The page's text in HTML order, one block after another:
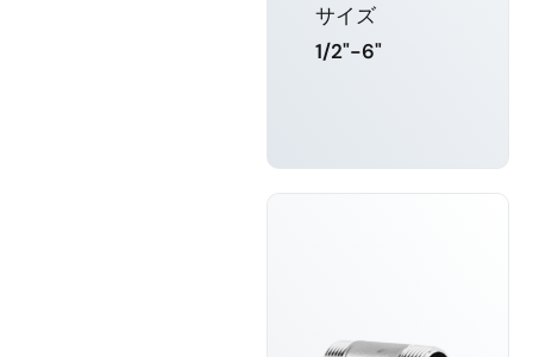
サイズ
1/2"-6"
く知る